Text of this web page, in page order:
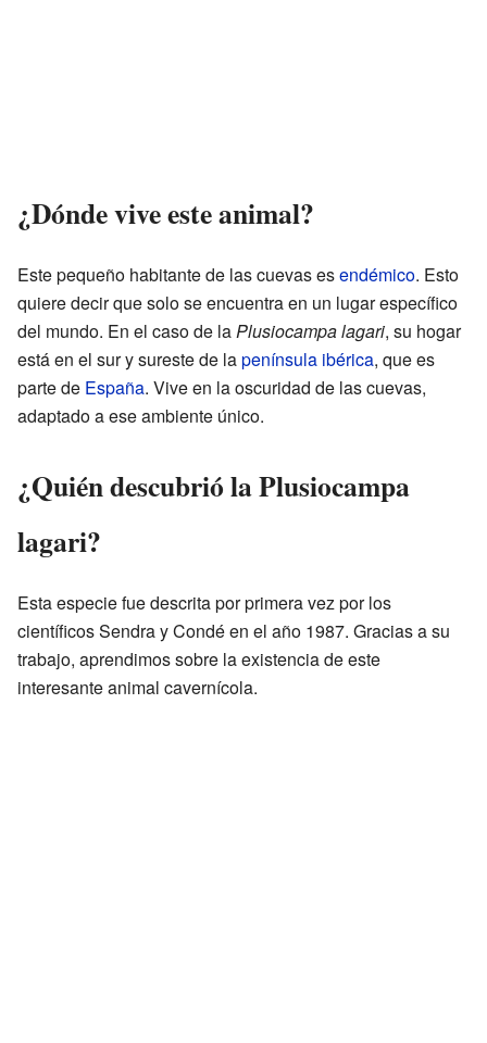
¿Dónde vive este animal?
Este pequeño habitante de las cuevas esendémico. Esto
quiere decir que solo se encuentra en un lugar específico
del mundo. En el caso de laPlusiocampa lagari, su hogar
está en el sur y sureste de lapenínsula ibérica, que es
parte de España. Vive en la oscuridad de las cuevas,
adaptado a ese ambiente único.
¿Quién descubrió la Plusiocampa
lagari?
Esta especie fue descrita por primera vez por los
científicos Sendra y Condé en el año 1987. Gracias a su
trabajo, aprendimos sobre la existencia de este
interesante animal cavernícola.